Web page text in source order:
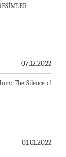
07.12.2022
The Silence of
01.01.2022